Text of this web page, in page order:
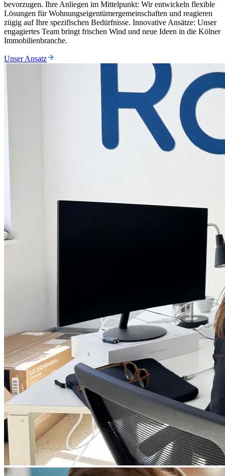
bevorzugen. Ihre Anliegen im Mittelpunkt: Wir entwickeln flexible
Lösungen für Wohnungseigentümergemeinschaften und reagieren
zügig auf Ihre spezifischen Bedürfnisse. Innovative Ansätze: Unser
engagiertes Team bringt frischen Wind und neue Ideen in die Kölner
Immobilienbranche.
Unser Ansatz